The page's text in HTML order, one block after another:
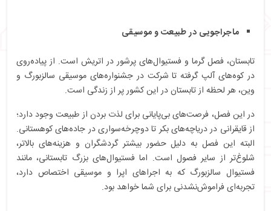
ماجراجویی در طبیعت و موسیقی
تابستان، فصل گرما و فستیوال‌های پرشور در اتریش است. از پیاده‌روی
در کوه‌های آلپ گرفته تا شرکت در جشنواره‌های موسیقی سالزبورگ و
وین، هر لحظه از تابستان در این کشور پر از زندگی است.
در این فصل، فرصت‌های بی‌پایانی برای لذت بردن از طبیعت وجود دارد؛
از قایقرانی در دریاچه‌های بکر تا دوچرخه‌سواری در جاده‌های کوهستانی.
البته این فصل به دلیل حضور بیشتر گردشگران و هزینه‌های بالاتر،
شلوغ‌تر از سایر فصول است. اما فستیوال‌های بزرگ تابستانی، مانند
فستیوال سالزبورگ که به اجراهای اپرا و موسیقی اختصاص دارد،
تجربه‌ای فراموش‌نشدنی برای شما خواهد بود.